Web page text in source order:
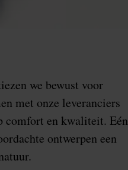
we bewust voor
met onze leveranciers
comfort en kwaliteit. Eén
ontwerpen een